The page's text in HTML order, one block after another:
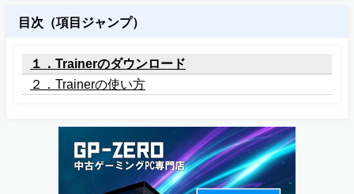
目次（項目ジャンプ）
１．Trainerのダウンロード
２．Trainerの使い方